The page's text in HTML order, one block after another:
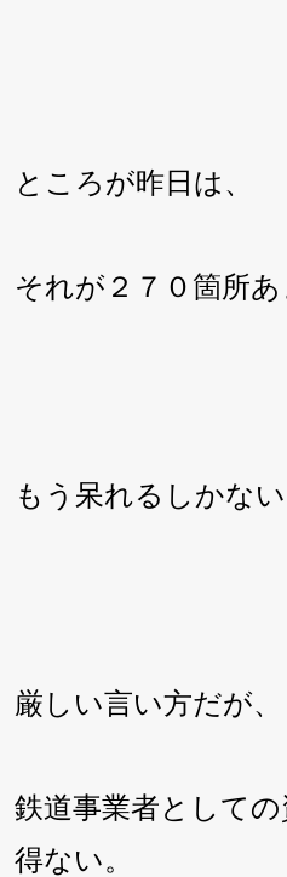
ところが昨日は、
それが２７０箇所あ
もう呆れるしかない
厳しい言い方だが、
鉄道事業者として
得ない。